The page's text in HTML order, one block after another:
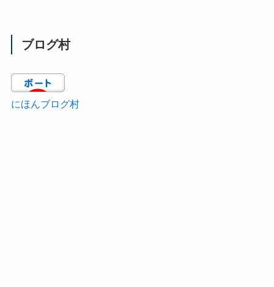
ブログ村
にほんブログ村